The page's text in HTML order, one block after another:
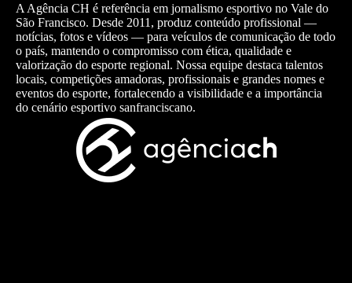
A Agência CH é referência em jornalismo esportivo no Vale do
São Francisco. Desde 2011, produz conteúdo profissional —
notícias, fotos e vídeos — para veículos de comunicação de todo
o país, mantendo o compromisso com ética, qualidade e
valorização do esporte regional. Nossa equipe destaca talentos
locais, competições amadoras, profissionais e grandes nomes e
eventos do esporte, fortalecendo a visibilidade e a importância
do cenário esportivo sanfranciscano.